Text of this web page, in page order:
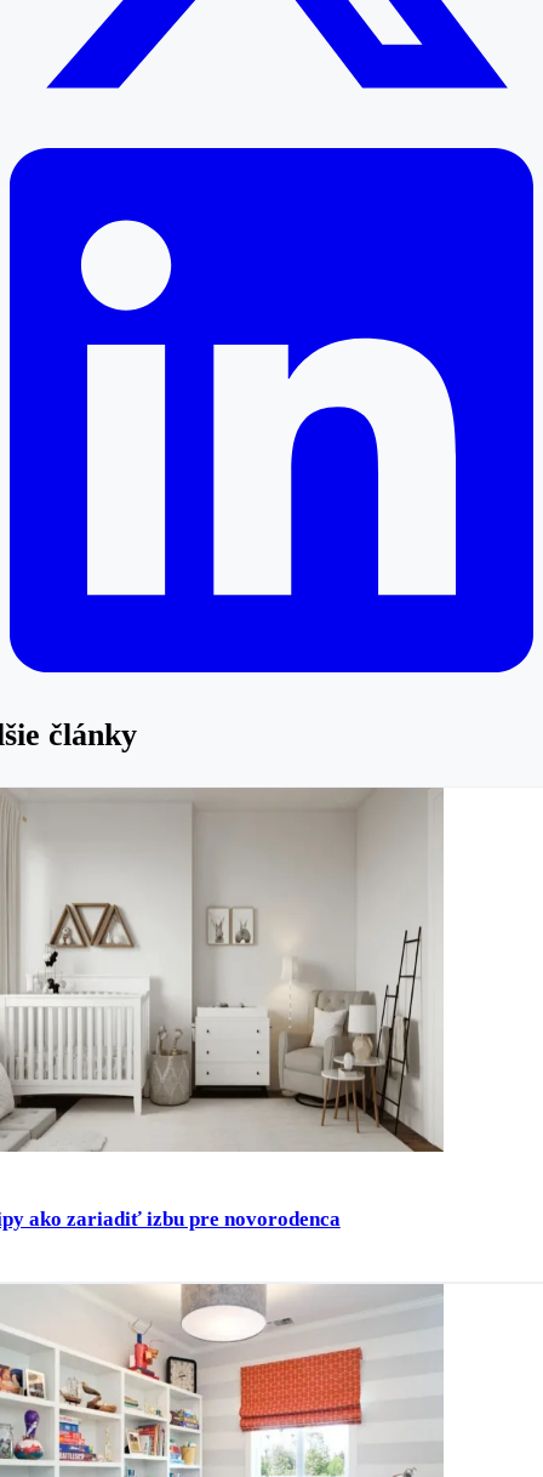
články
ako zariadiť izbu pre novorodenca